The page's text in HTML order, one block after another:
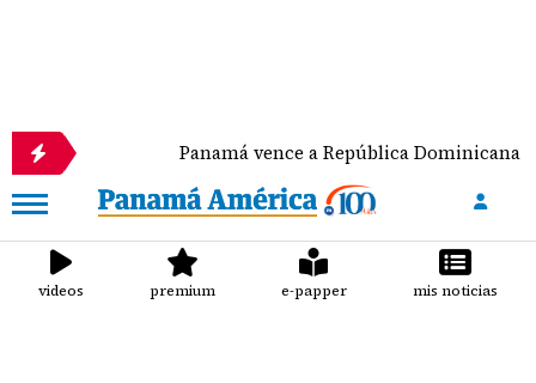
Panamá vence a República Dominicana y va
videos premium e-papper mis noticias